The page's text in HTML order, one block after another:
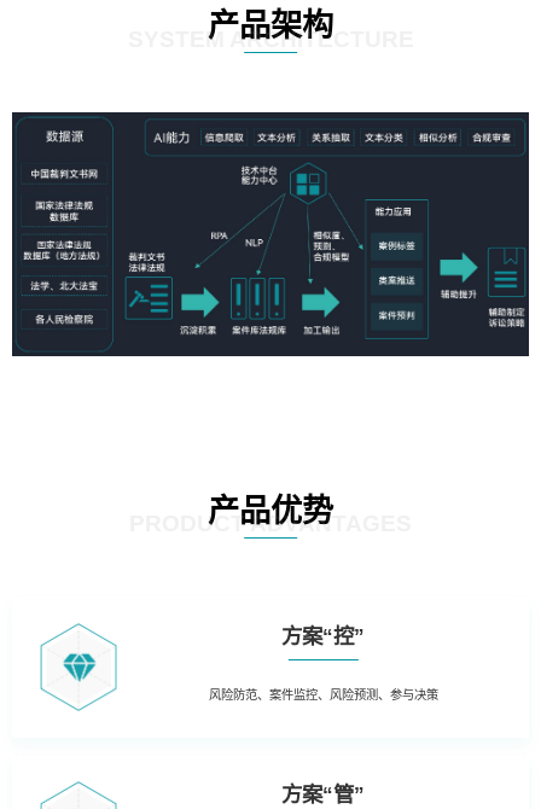
产品架构
SYSTEM ARCHITECTURE
产品优势
PRODUCT ADVANTAGES
方案“控”
风险防范、案件监控、风险预测、参与决策
方案“管”